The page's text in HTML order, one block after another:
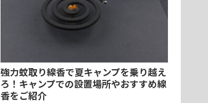
強力蚊取り線香で夏キャンプを乗り越え
ろ！キャンプでの設置場所やおすすめ線
香をご紹介